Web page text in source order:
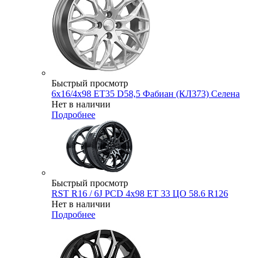
Быстрый просмотр
6x16/4x98 ET35 D58,5 Фабиан (КЛ373) Селена
Нет в наличии
Подробнее
Быстрый просмотр
RST R16 / 6J PCD 4x98 ЕТ 33 ЦО 58.6 R126
Нет в наличии
Подробнее